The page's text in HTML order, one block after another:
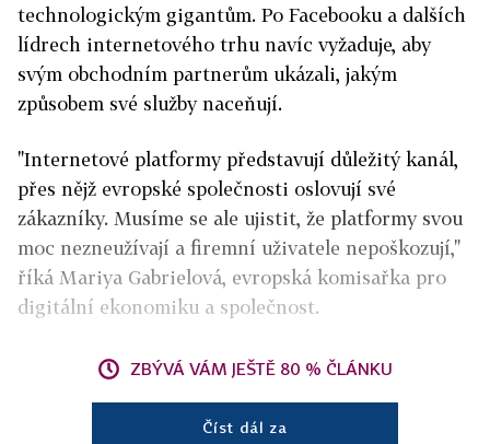
technologickým gigantům. Po Facebooku a dalších
lídrech internetového trhu navíc vyžaduje, aby
svým obchodním partnerům ukázali, jakým
způsobem své služby naceňují.
"Internetové platformy představují důležitý kanál,
přes nějž evropské společnosti oslovují své
zákazníky. Musíme se ale ujistit, že platformy svou
moc nezneužívají a firemní uživatele nepoškozují,"
říká Mariya Gabrielová, evropská komisařka pro
digitální ekonomiku a společnost.
ZBÝVÁ VÁM JEŠTĚ 80 % ČLÁNKU
Číst dál za